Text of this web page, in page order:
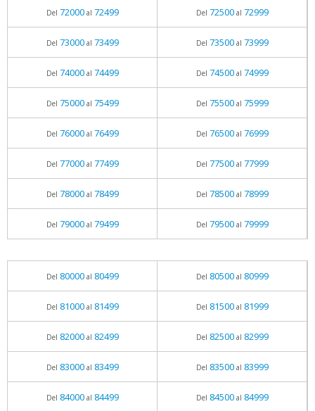
Del 72000al 72499 Del 72500al 72999
Del 73000al 73499 Del 73500al 73999
Del 74000al 74499 Del 74500al 74999
Del 75000al 75499 Del 75500al 75999
Del 76000al 76499 Del 76500al 76999
Del 77000al 77499 Del 77500al 77999
Del 78000al 78499 Del 78500al 78999
Del 79000al 79499 Del 79500al 79999
Del 80000al 80499 Del 80500al 80999
Del 81000al 81499 Del 81500al 81999
Del 82000al 82499 Del 82500al 82999
Del 83000al 83499 Del 83500al 83999
Del 84000al 84499 Del 84500al 84999